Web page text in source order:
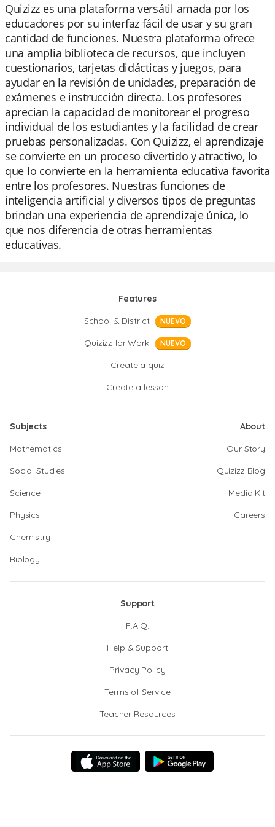
Quizizz es una plataforma versátil amada por los
educadores por su interfaz fácil de usar y su gran
cantidad de funciones. Nuestra plataforma ofrece
una amplia biblioteca de recursos, que incluyen
cuestionarios, tarjetas didácticas y juegos, para
ayudar en la revisión de unidades, preparación de
exámenes e instrucción directa. Los profesores
aprecian la capacidad de monitorear el progreso
individual de los estudiantes y la facilidad de crear
pruebas personalizadas. Con Quizizz, el aprendizaje
se convierte en un proceso divertido y atractivo, lo
que lo convierte en la herramienta educativa favorita
entre los profesores. Nuestras funciones de
inteligencia artificial y diversos tipos de preguntas
brindan una experiencia de aprendizaje única, lo
que nos diferencia de otras herramientas
educativas.
Features
School & District
NUEVO
Quizizz for Work NUEVO
Create a quiz
Create a lesson
Subjects
Mathematics
Social Studies
Science
Physics
Chemistry
Biology
About
Our Story
Quizizz Blog
Media Kit
Careers
Support
F.A.Q.
Help & Support
Privacy Policy
Terms of Service
Teacher Resources